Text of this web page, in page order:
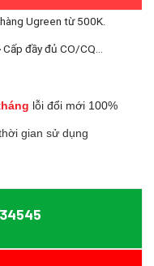
Ugreen từ 500K.
Cấp đầy đủ CO/CQ...
lỗi đổi mới 100%
gian sử dụng